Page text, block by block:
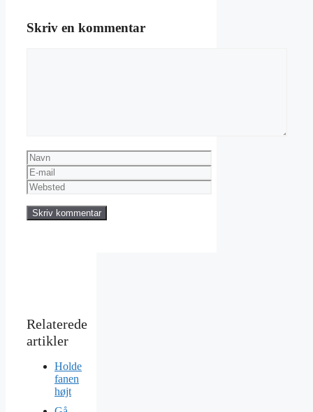
Skriv en kommentar
Navn
E-
mail
Websted
Holde
fanen
højt